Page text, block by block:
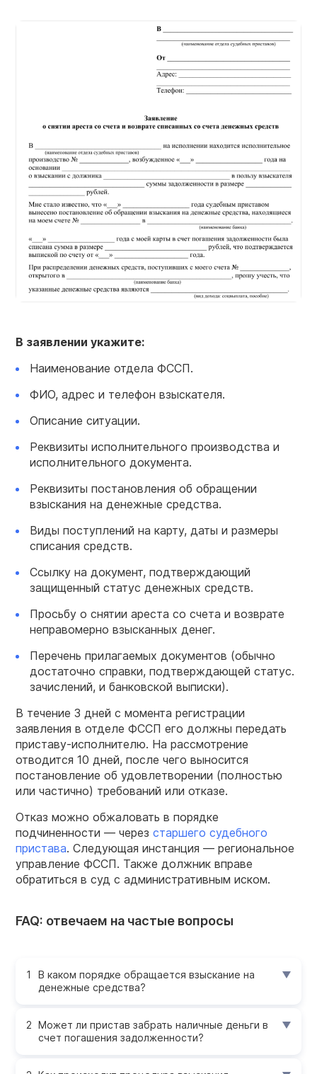
В заявлении укажите:
Наименование отдела ФССП.
ФИО, адрес и телефон взыскателя.
Описание ситуации.
Реквизиты исполнительного производства и
исполнительного документа.
Реквизиты постановления об обращении
взыскания на денежные средства.
Виды поступлений на карту, даты и размеры
списания средств.
Ссылку на документ, подтверждающий
защищенный статус денежных средств.
Просьбу о снятии ареста со счета и возврате
неправомерно взысканных денег.
Перечень прилагаемых документов (обычно
достаточно справки, подтверждающей статус.
зачислений, и банковской выписки).
В течение 3 дней с момента регистрации
заявления в отделе ФССП его должны передать
приставу-исполнителю. На рассмотрение
отводится 10 дней, после чего выносится
постановление об удовлетворении (полностью
или частично) требований или отказе.
Отказ можно обжаловать в порядке
подчиненности — через старшего судебного
пристава. Следующая инстанция — региональное
управление ФССП. Также должник вправе
обратиться в суд с административным иском.
FAQ: отвечаем на частые вопросы
В каком порядке обращается взыскание на
денежные средства?
Может ли пристав забрать наличные деньги в
счет погашения задолженности?